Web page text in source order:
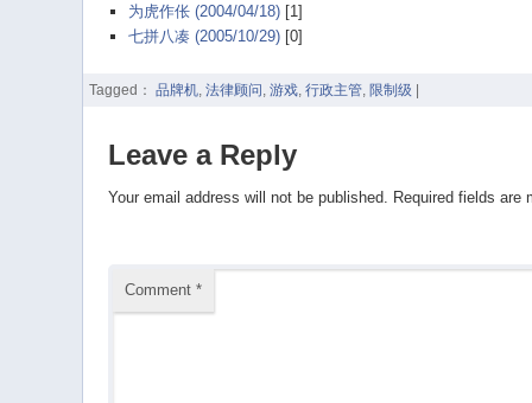
为虎作伥 (2004/04/18)[1]
七拼八凑 (2005/10/29)[0]
Tagged： 品牌机, 法律顾问, 游戏, 行政主管, 限制级 |
Leave a Reply
Your email address will not be published. Required fields are
Comment *